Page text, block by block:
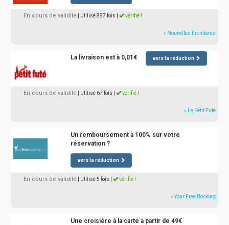
En cours de validité | Utilisé 897 fois vérifié !
» Nouvelles Frontières
La livraison est à 0,01€ vers la réduction
En cours de validité | Utilisé 67 fois vérifié !
» Le Petit Futé
Un remboursement à 100% sur votre
réservation ?
vers la réduction
En cours de validité | Utilisé 5 fois vérifié !
» Your Free Booking
Une croisière à la carte à partir de 49€